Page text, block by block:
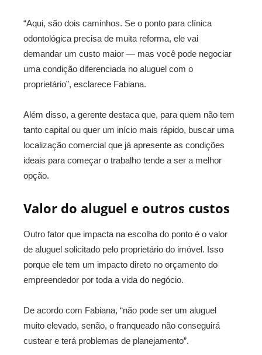
“Aqui, são dois caminhos. Se o ponto para clínica
odontológica precisa de muita reforma, ele vai
demandar um custo maior — mas você pode negociar
uma condição diferenciada no aluguel com o
proprietário”, esclarece Fabiana.
Além disso, a gerente destaca que, para quem não tem
tanto capital ou quer um início mais rápido, buscar uma
localização comercial que já apresente as condições
ideais para começar o trabalho tende a ser a melhor
opção.
Valor do aluguel e outros custos
Outro fator que impacta na escolha do ponto é o valor
de aluguel solicitado pelo proprietário do imóvel. Isso
porque ele tem um impacto direto no orçamento do
empreendedor por toda a vida do negócio.
De acordo com Fabiana, “não pode ser um aluguel
muito elevado, senão, o franqueado não conseguirá
custear e terá problemas de planejamento”.